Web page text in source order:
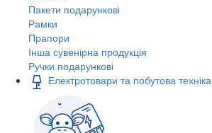
Пакети подарункові
Рамки
Прапори
Інша сувенірна продукція
Ручки подарункові
Електротовари та побутова техніка